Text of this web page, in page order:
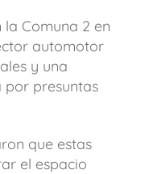
Comuna 2 en
automotor
y una
presuntas
que estas
el espacio